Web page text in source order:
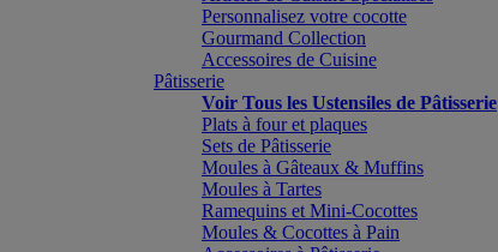
Personnalisez votre cocotte
Gourmand Collection
Accessoires de Cuisine
Pâtisserie
Voir Tous les Ustensiles de Pâtisserie
Plats à four et plaques
Sets de Pâtisserie
Moules à Gâteaux & Muffins
Moules à Tartes
Ramequins et Mini-Cocottes
Moules & Cocottes à Pain